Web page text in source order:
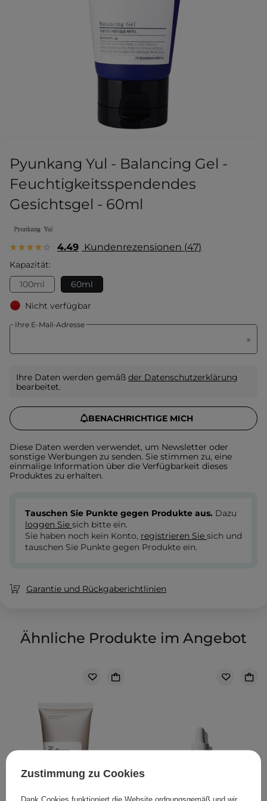
Pyunkang Yul - Balancing Gel -
Feuchtigkeitsspendendes
Gesichtsgel - 60ml
4.49 Kundenrezensionen 47
Kapazität:
100ml
60ml
Nicht verfügbar
Ihre E-Mail-Adresse
Ihre Daten werden gemäß der Datenschutzerklärung
bearbeitet.
BENACHRICHTIGE MICH
Diese Daten werden verwendet, um Newsletter oder
sonstige Werbungen zu senden. Sie stimmen zu, eine
einmalige Information über die Verfügbarkeit dieses
Produktes zu erhalten.
Tauschen Sie Punkte gegen Produkte aus. Dazu
loggen Sie sich bitte ein.
Sie haben noch kein Konto, registrieren Sie sich und
tauschen Sie Punkte gegen Produkte ein.
Garantie und Rückgaberichtlinien
Ähnliche Produkte im Angebot
Zustimmung zu Cookies
Dank Cookies funktioniert die Website ordnungsgemäß und wir